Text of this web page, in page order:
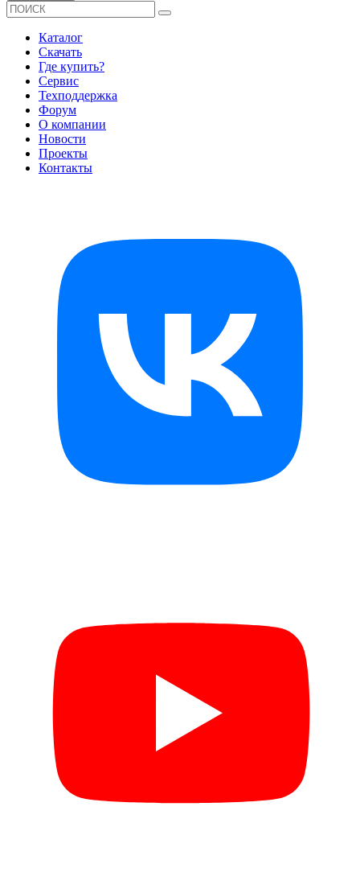
Каталог
Скачать
Где купить?
Сервис
Техподдержка
Форум
О компании
Новости
Проекты
Контакты